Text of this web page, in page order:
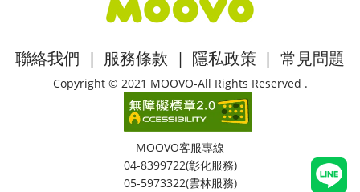
聯絡我們 | 服務條款 | 隱私政策 | 常見問題
Copyright © 2021 MOOVO-All Rights Reserved .
MOOVO客服專線
04-8399722(彰化服務)
05-5973322(雲林服務)